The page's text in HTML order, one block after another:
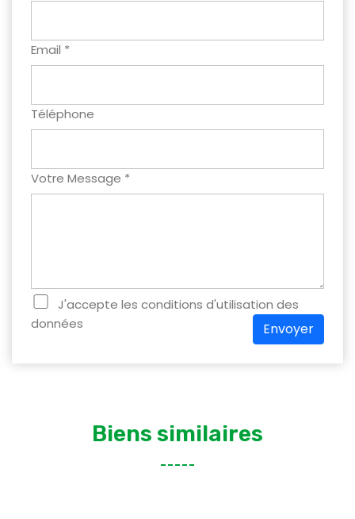
Email *
Téléphone
Votre Message *
J'accepte les conditions d'utilisation des
données
Envoyer
Biens similaires